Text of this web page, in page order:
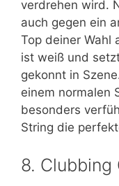
verdrehen wird.
auch gegen ein
Top deiner Wahl
ist weiß und
gekonnt in
einem normalen
besonders
String die
8. Clubbing